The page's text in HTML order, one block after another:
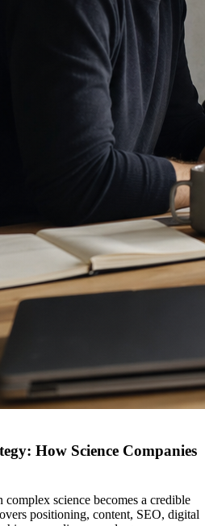
How Science Companies
science becomes a credible
positioning, content, SEO, digital